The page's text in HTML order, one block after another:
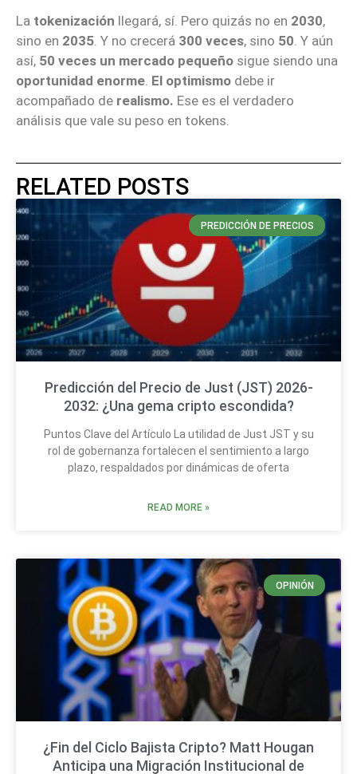
La tokenización llegará, sí. Pero quizás no en 2030,
sino en 2035 . Y no crecerá 300 veces, sino 50 . Y aún
así, 50 veces un mercado pequeño sigue siendo una
oportunidad enorme El optimismo debe ir
acompañado de realismo. Ese es el verdadero
análisis que vale su peso en tokens.
RELATED POSTS
PREDICCIÓN DE PRECIOS
Predicción del Precio de Just (JST) 2026-
2032: ¿Una gema cripto escondida?
Puntos Clave del Artículo La utilidad de Just JST y su
rol de gobernanza fortalecen el sentimiento a largo
plazo, respaldados por dinámicas de oferta
READ MORE »
OPINIÓN
¿Fin del Ciclo Bajista Cripto? Matt Hougan
Anticipa una Migración Institucional de